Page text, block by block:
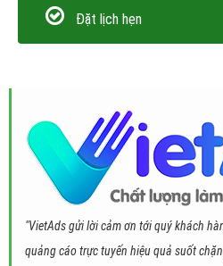
Đặt lịch hẹn
"VietAds gửi lời cảm ơn tới quý khách
quảng cáo trực tuyến hiệu quả suốt